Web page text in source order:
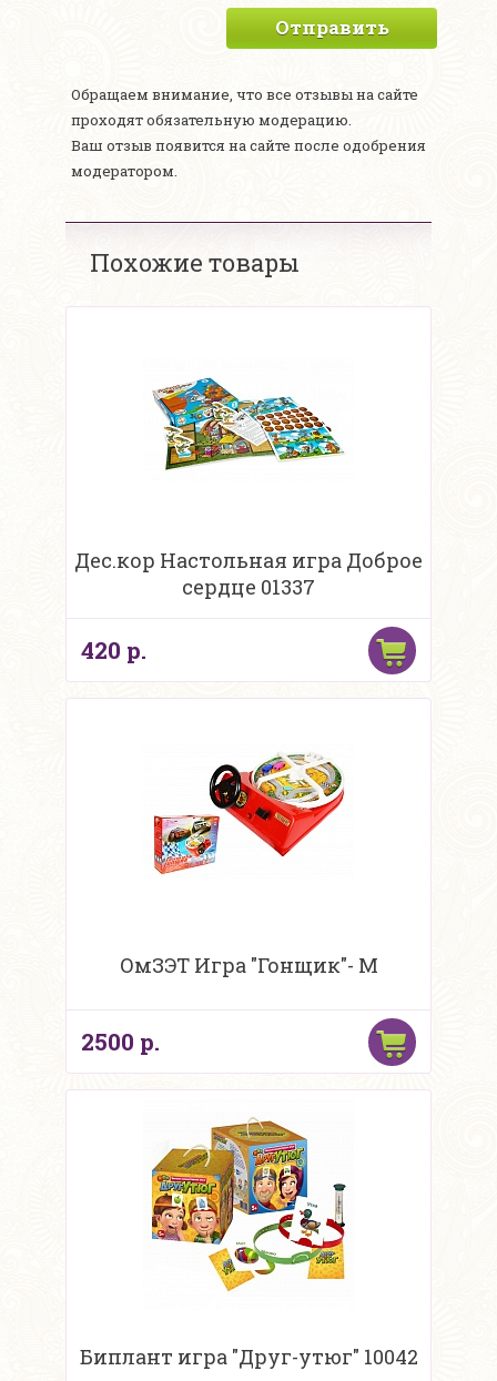
Отправить
Обращаем внимание, что все отзывы на сайте
проходят обязательную модерацию.
Ваш отзыв появится на сайте после одобрения
модератором.
Похожие товары
Дес.кор Настольная игра Доброе
сердце 01337
420 р.
ОмЗЭТ Игра "Гонщик"- М
2500 р.
Биплант игра "Друг-утюг" 10042